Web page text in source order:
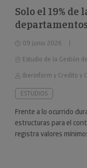
Solo el 19% de
09 junio 2026
Estudio de la Gestión
Iberinform y Credito y
ESTUDIOS
Frente a lo ocurrido
estructuras para el
registra valores